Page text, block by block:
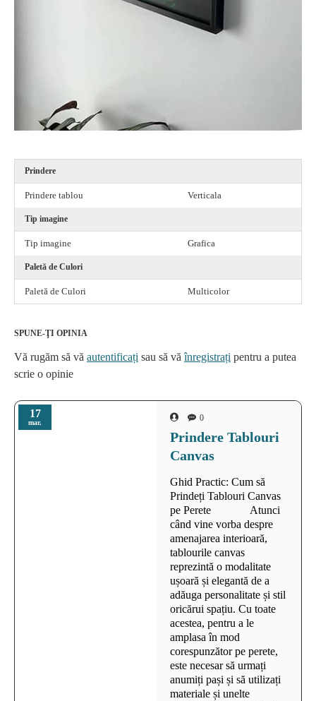
17
mar. 0
Prindere Tablouri
Canvas
Ghid Practic: Cum să
Prindeți Tablouri Canvas
pe Perete Atunci
când vine vorba despre
amenajarea interioară,
tablourile canvas
reprezintă o modalitate
ușoară și elegantă de a
adăuga personalitate și stil
oricărui spațiu. Cu toate
acestea, pentru a le
amplasa în mod
corespunzător pe perete,
este necesar să urmați
anumiți pași și să utilizați
materiale și unelte
Prindere
Prindere tablou Verticala
Tip imagine
Tip imagine Grafica
Paletă de Culori
Paletă de Culori Multicolor
SPUNE-ŢI OPINIA
Vă rugăm să vă autentificați sau să văînregistrați pentru a putea
scrie o opinie